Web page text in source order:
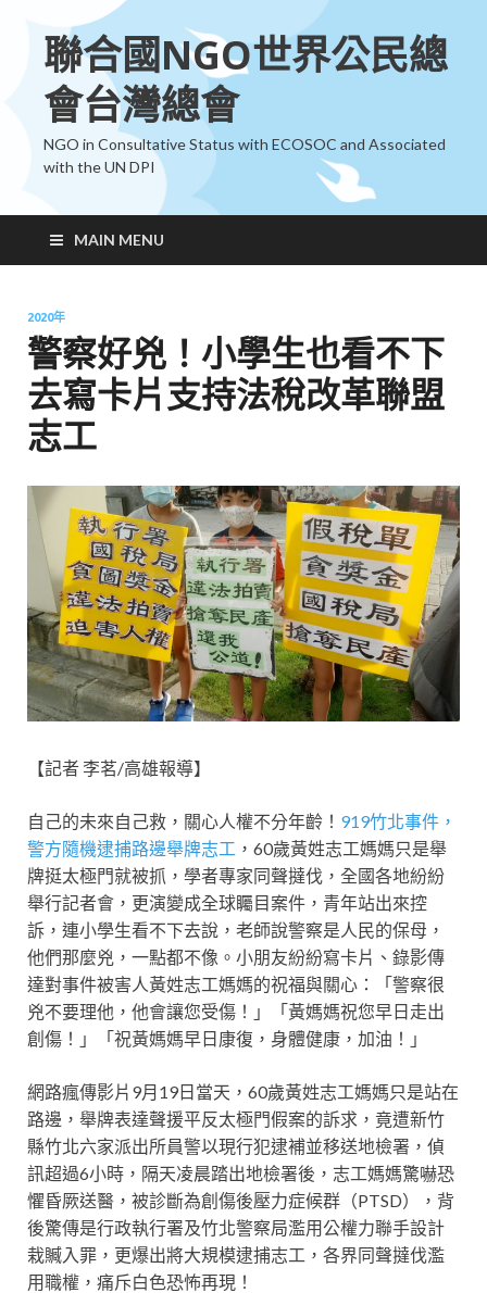
聯合國NGO世界公民總
會台灣總會
NGO in Consultative Status with ECOSOC and Associated
with the UN DPI
MAIN MENU
2020年
警察好兇！小學生也看不下
去寫卡片支持法稅改革聯盟
志工
【記者 李茗/高雄報導】
自己的未來自己救，關心人權不分年齡！ 919竹北事件，
警方隨機逮捕路邊舉牌志工 ，60歲黃姓志工媽媽只是舉
牌挺太極門就被抓，學者專家同聲撻伐，全國各地紛紛
舉行記者會，更演變成全球矚目案件，青年站出來控
訴，連小學生看不下去說，老師說警察是人民的保母，
他們那麼兇，一點都不像。小朋友紛紛寫卡片、錄影傳
達對事件被害人黃姓志工媽媽的祝福與關心：「警察很
兇不要理他，他會讓您受傷！」「黃媽媽祝您早日走出
創傷！」「祝黃媽媽早日康復，身體健康，加油！」
網路瘋傳影片9月19日當天，60歲黃姓志工媽媽只是站在
路邊，舉牌表達聲援平反太極門假案的訴求，竟遭新竹
縣竹北六家派出所員警以現行犯逮補並移送地檢署，偵
訊超過6小時，隔天凌晨踏出地檢署後，志工媽媽驚嚇恐
懼昏厥送醫，被診斷為創傷後壓力症候群（PTSD），背
後驚傳是行政執行署及竹北警察局濫用公權力聯手設計
栽贓入罪，更爆出將大規模逮捕志工，各界同聲撻伐濫
用職權，痛斥白色恐怖再現！